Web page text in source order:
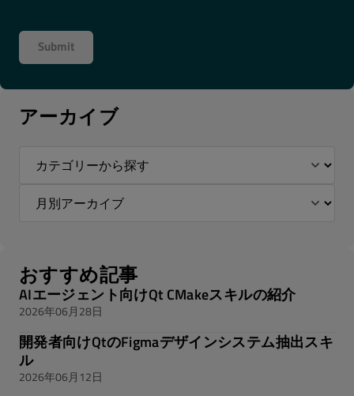
アーカイブ
おすすめ記事
AIエージェント向けQt CMakeスキルの紹介
2026年06月28日
開発者向けQtのFigmaデザインシステム抽出スキ
ル
2026年06月12日